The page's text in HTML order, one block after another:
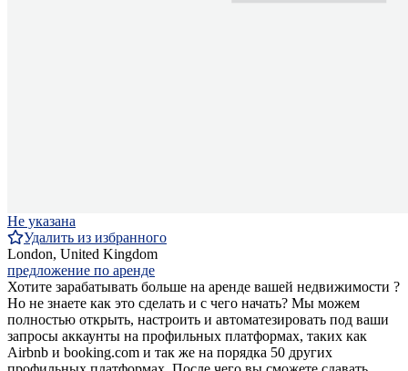
Не указана
Удалить из избранного
London, United Kingdom
предложение по аренде
Хотите зарабатывать больше на аренде вашей недвижимости ?
Но не знаете как это сделать и с чего начать? Мы можем
полностью открыть, настроить и автоматезировать под ваши
запросы аккаунты на профильных платформах, таких как
Airbnb и booking.com и так же на порядка 50 других